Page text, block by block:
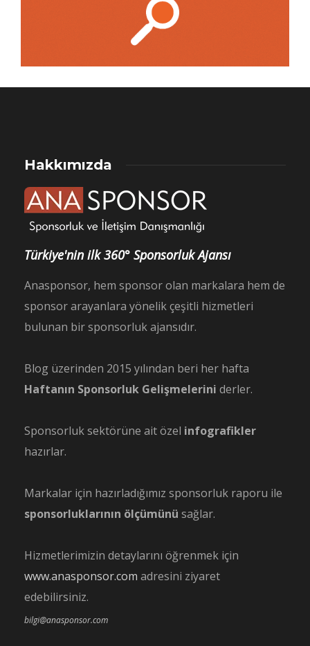
Hakkımızda
Türkiye'nin ilk 360° Sponsorluk Ajansı
Anasponsor, hem sponsor olan markalara hem de
sponsor arayanlara yönelik çeşitli hizmetleri
bulunan bir sponsorluk ajansıdır.
Blog üzerinden 2015 yılından beri her hafta
Haftanın Sponsorluk Gelişmelerini derler.
Sponsorluk sektörüne ait özel infografikler
hazırlar.
Markalar için hazırladığımız sponsorluk raporu ile
sponsorluklarının ölçümünü sağlar.
Hizmetlerimizin detaylarını öğrenmek için
www.anasponsor.com adresini ziyaret
edebilirsiniz.
bilgi@anasponsor.com